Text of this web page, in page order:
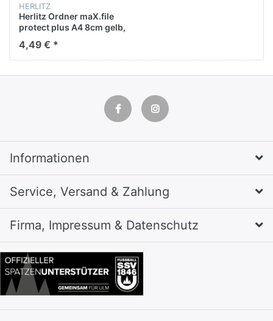
HERLITZ
Herlitz Ordner maX.file
protect plus A4 8cm gelb,
PP-Kunststoffbezug/PP-
Kunststoffbezug
4,49 € *
Informationen
Service, Versand & Zahlung
Firma, Impressum & Datenschutz